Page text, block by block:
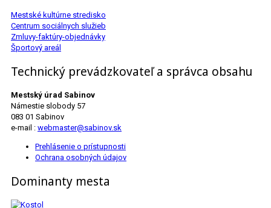
Mestské kultúrne stredisko
Centrum sociálnych služieb
Zmluvy-faktúry-objednávky
Športový areál
Technický prevádzkovateľ a správca obsahu
Mestský úrad Sabinov
Námestie slobody 57
083 01 Sabinov
e-mail : webmaster@sabinov.sk
Prehlásenie o prístupnosti
Ochrana osobných údajov
Dominanty mesta